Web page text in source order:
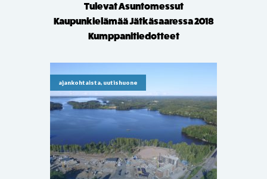
Tulevat Asuntomessut
Kaupunkielämää Jätkäsaaressa 2018
Kumppanitiedotteet
ajankohtaista, uutishuone